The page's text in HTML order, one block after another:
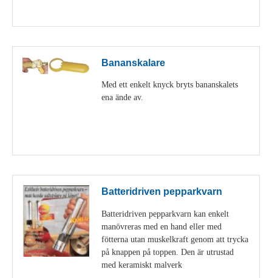
Bananskalare
Med ett enkelt knyck bryts bananskalets
ena ände av.
Batteridriven pepparkvarn
Batteridriven pepparkvarn kan enkelt
manövreras med en hand eller med
fötterna utan muskelkraft genom att trycka
på knappen på toppen. Den är utrustad
med keramiskt malverk